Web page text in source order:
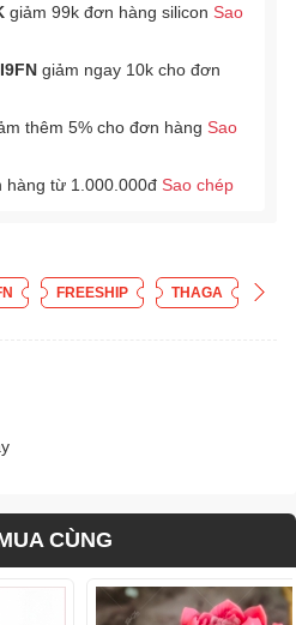
giảm 99k đơn hàng silicon Sao
giảm ngay 10k cho đơn
thêm 5% cho đơn hàng Sao
hàng từ 1.000.000đ Sao chép
FREESHIP THAGA
CÙNG